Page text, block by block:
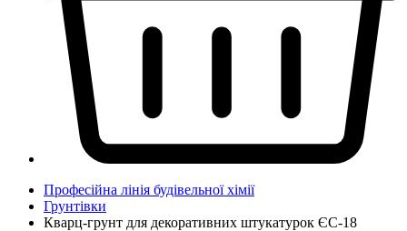
Професійна лінія будівельної хімії
Грунтівки
Кварц-грунт для декоративних штукатурок ЄС-18